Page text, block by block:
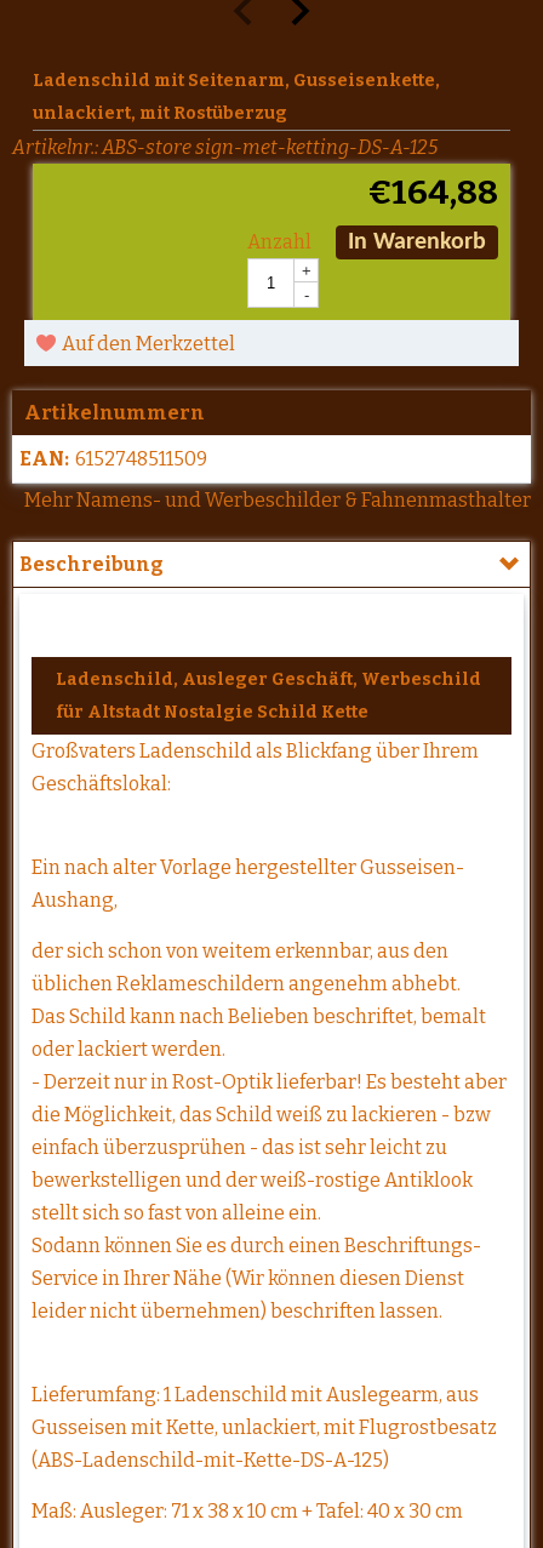
Ladenschild mit Seitenarm, Gusseisenkette,
unlackiert, mit Rostüberzug
Artikelnr.:ABS-store sign-met-ketting-DS-A-125
€164,88
Anzahl
+
-
In Warenkorb
Auf den Merkzettel
Artikelnummern
EAN: 6152748511509
Mehr Namens- und Werbeschilder & Fahnenmasthalter
Beschreibung
Ladenschild, Ausleger Geschäft, Werbeschild
für Altstadt Nostalgie Schild Kette
Großvaters Ladenschild als Blickfang über Ihrem
Geschäftslokal:
Ein nach alter Vorlage hergestellter Gusseisen-
Aushang,
der sich schon von weitem erkennbar, aus den
üblichen Reklameschildern angenehm abhebt.
Das Schild kann nach Belieben beschriftet, bemalt
oder lackiert werden.
- Derzeit nur in Rost-Optik lieferbar! Es besteht aber
die Möglichkeit, das Schild weiß zu lackieren - bzw
einfach überzusprühen - das ist sehr leicht zu
bewerkstelligen und der weiß-rostige Antiklook
stellt sich so fast von alleine ein.
Sodann können Sie es durch einen Beschriftungs-
Service in Ihrer Nähe (Wir können diesen Dienst
leider nicht übernehmen) beschriften lassen.
Lieferumfang: 1 Ladenschild mit Auslegearm, aus
Gusseisen mit Kette, unlackiert, mit Flugrostbesatz
(ABS-Ladenschild-mit-Kette-DS-A-125)
Maß: Ausleger: 71 x 38 x 10 cm + Tafel: 40 x 30 cm